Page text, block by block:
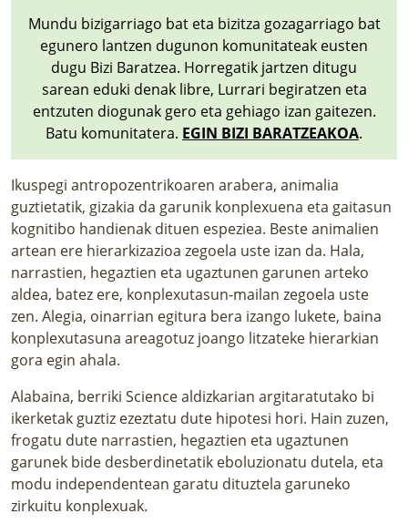
Mundu bizigarriago bat eta bizitza gozagarriago bat
egunero lantzen dugunon komunitateak eusten
dugu Bizi Baratzea. Horregatik jartzen ditugu
sarean eduki denak libre, Lurrari begiratzen eta
entzuten diogunak gero eta gehiago izan gaitezen.
Batu komunitatera. EGIN BIZI BARATZEAKOA.
Ikuspegi antropozentrikoaren arabera, animalia
guztietatik, gizakia da garunik konplexuena eta gaitasun
kognitibo handienak dituen espeziea. Beste animalien
artean ere hierarkizazioa zegoela uste izan da. Hala,
narrastien, hegaztien eta ugaztunen garunen arteko
aldea, batez ere, konplexutasun-mailan zegoela uste
zen. Alegia, oinarrian egitura bera izango lukete, baina
konplexutasuna areagotuz joango litzateke hierarkian
gora egin ahala.
Alabaina, berriki Science aldizkarian argitaratutako bi
ikerketak guztiz ezeztatu dute hipotesi hori. Hain zuzen,
frogatu dute narrastien, hegaztien eta ugaztunen
garunek bide desberdinetatik eboluzionatu dutela, eta
modu independentean garatu dituztela garuneko
zirkuitu konplexuak.